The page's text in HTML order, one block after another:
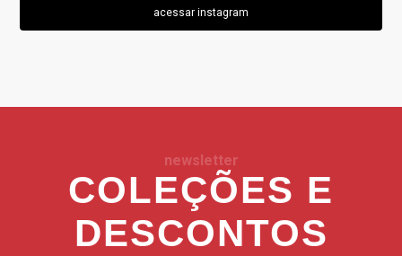
acessar instagram
newsletter
COLEÇÕES E
DESCONTOS